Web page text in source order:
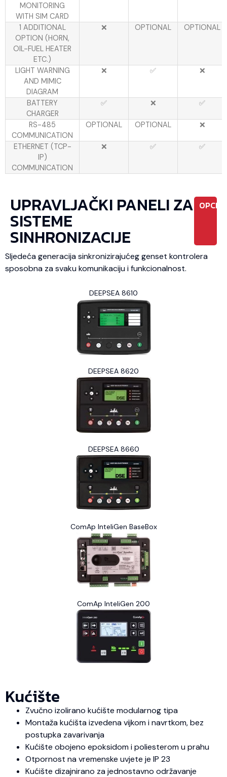
MONITORING
WITH SIM CARD
1 ADDITIONAL
OPTION (HORN,
OIL-FUEL HEATER
ETC.)
❌ OPTIONAL OPTIONAL
LIGHT WARNING
AND MIMIC
DIAGRAM
❌ ✅ ❌
BATTERY
CHARGER
✅ ❌ ✅
RS-485
COMMUNICATION
OPTIONAL OPTIONAL ❌
ETHERNET (TCP-
IP)
COMMUNICATION
❌ ✅ ✅
UPRAVLJAČKI PANELI ZA
SISTEME
SINHRONIZACIJE
Sljedeća generacija sinkronizirajućeg genset kontrolera
sposobna za svaku komunikaciju i funkcionalnost.
DEEPSEA 8610
DEEPSEA 8620
DEEPSEA 8660
ComAp InteliGen BaseBox
ComAp InteliGen 200
Kućište
Zvučno izolirano kućište modularnog tipa
Montaža kućišta izvedena vijkom i navrtkom, bez
postupka zavarivanja
Kućište obojeno epoksidom i poliesterom u prahu
Otpornost na vremenske uvjete je IP 23
Kućište dizajnirano za jednostavno održavanje